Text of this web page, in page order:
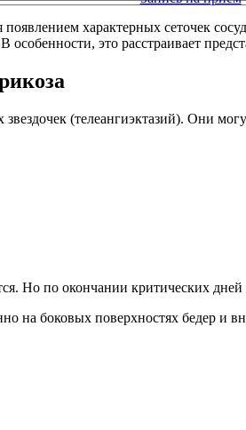
характерных сеточек
это расстраивает
(телеангиэктазий). Они
Но по окончании критических дней
на боковых поверхностях бедер и